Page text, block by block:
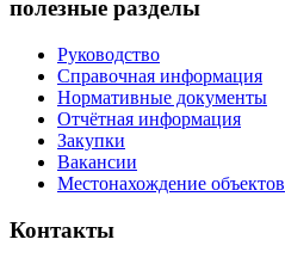
полезные разделы
Руководство
Справочная информация
Нормативные документы
Отчётная информация
Закупки
Вакансии
Местонахождение объектов
Контакты